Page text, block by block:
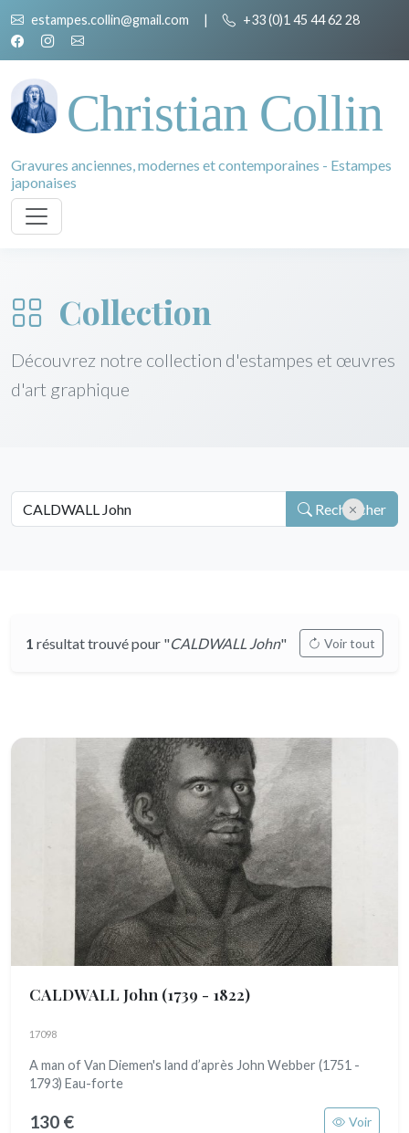
estampes.collin@gmail.com | +33 (0)1 45 44 62 28
Christian Collin
Gravures anciennes, modernes et contemporaines - Estampes
japonaises
Collection
Découvrez notre collection d'estampes et œuvres
d'art graphique
Rechercher
1 résultat trouvé pour "CALDWALL John" Voir tout
CALDWALL John (1739 - 1822)
17098
A man of Van Diemen's land d’après John Webber (1751 -
1793) Eau-forte
130 € Voir